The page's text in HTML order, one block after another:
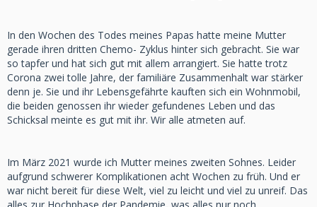
In den Wochen des Todes meines Papas hatte meine Mutter
gerade ihren dritten Chemo- Zyklus hinter sich gebracht. Sie war
so tapfer und hat sich gut mit allem arrangiert. Sie hatte trotz
Corona zwei tolle Jahre, der familiäre Zusammenhalt war stärker
denn je. Sie und ihr Lebensgefährte kauften sich ein Wohnmobil,
die beiden genossen ihr wieder gefundenes Leben und das
Schicksal meinte es gut mit ihr. Wir alle atmeten auf.
Im März 2021 wurde ich Mutter meines zweiten Sohnes. Leider
aufgrund schwerer Komplikationen acht Wochen zu früh. Und er
war nicht bereit für diese Welt, viel zu leicht und viel zu unreif. Das